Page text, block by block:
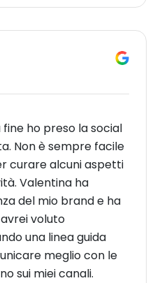
ho preso la social
Non è sempre facile
curare alcuni aspetti
Valentina ha
del mio brand e ha
voluto
una linea guida
meglio con le
sui miei canali.